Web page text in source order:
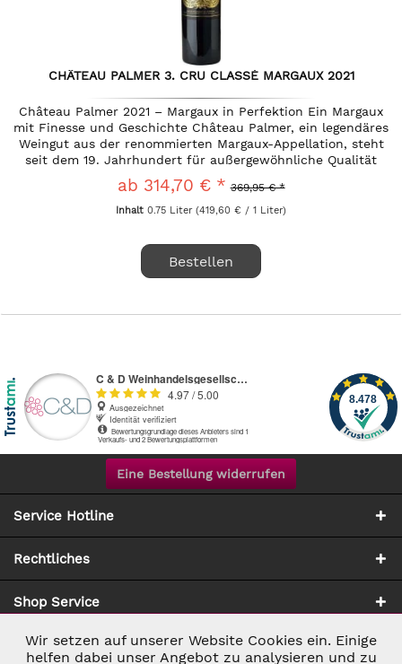
CHÂTEAU PALMER 3. CRU CLASSÉ MARGAUX 2021
Château Palmer 2021 – Margaux in Perfektion Ein Margaux
mit Finesse und Geschichte Château Palmer, ein legendäres
Weingut aus der renommierten Margaux-Appellation, steht
seit dem 19. Jahrhundert für außergewöhnliche Qualität
und...
ab 314,70 € * 369,95 € *
Inhalt0.75 Liter(419,60 € / 1 Liter)
Bestellen
Eine Bestellung widerrufen
Service Hotline
Rechtliches
Shop Service
Zahlung & Versand
Notwendig Aktiv
Wir setzen auf unserer Website Cookies ein. Einige
helfen dabei unser Angebot zu analysieren und zu